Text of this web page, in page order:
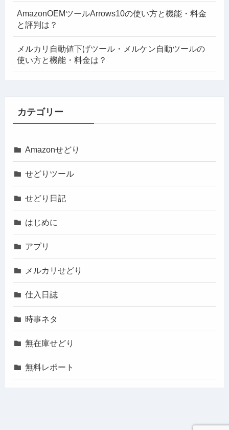
AmazonOEMツールArrows10の使い方と機能・料金
と評判は？
メルカリ自動値下げツール・メルケン自動ツールの
使い方と機能・料金は？
カテゴリー
Amazonせどり
せどりツール
せどり日記
はじめに
アプリ
メルカリせどり
仕入日誌
時事ネタ
無在庫せどり
無料レポート